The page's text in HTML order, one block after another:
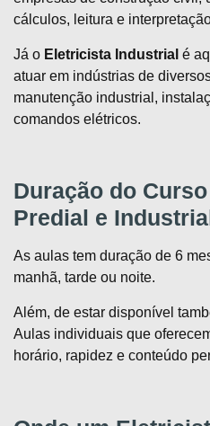
cálculos, leitura e
Já o Eletricista Industrial é
atuar em indústrias de
manutenção industrial,
comandos elétricos.
Duração do
Predial e
As aulas tem duração de 6
manhã, tarde ou noite.
Além, de estar disponível
Aulas individuais que
horário, rapidez e conteúdo